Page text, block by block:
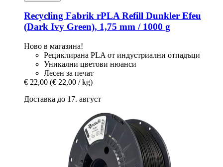
Recycling Fabrik rPLA Refill Dunkler Efeu
(Dark Ivy Green), 1,75 mm / 1000 g
Ново в магазина!
Рециклирана PLA от индустриални отпадъци
Уникални цветови нюанси
Лесен за печат
€ 22,00 (€ 22,00 / kg)
Доставка до 17. август